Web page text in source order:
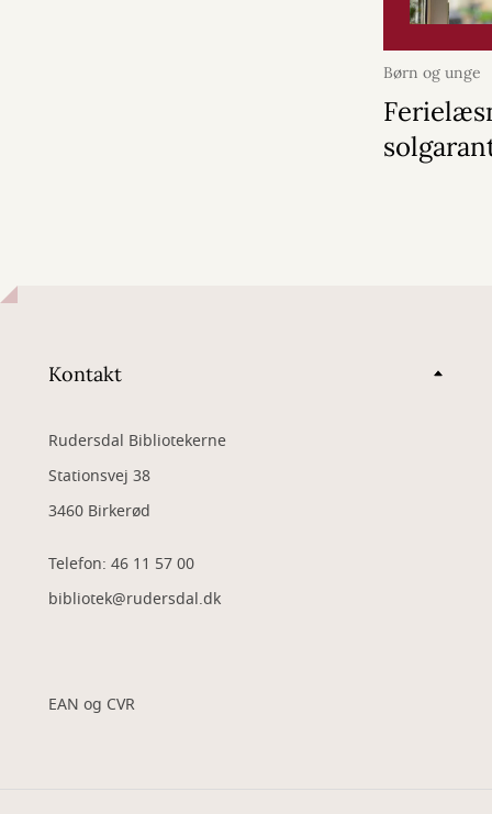
Børn og unge
Kontakt
Rudersdal Bibliotekerne
Stationsvej 38
3460 Birkerød
Telefon: 46 11 57 00
bibliotek@rudersdal.dk
EAN og CVR